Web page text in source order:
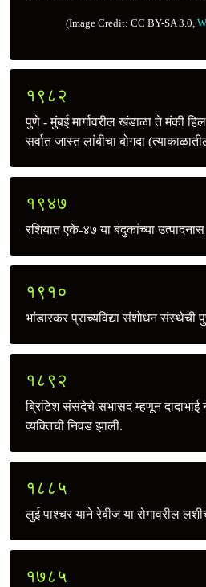
(Image Credit: CC BY-SA 3.0,
१९८२
पुणे - मुंबई मार्गावरील खंडाळा ते मंकी
सर्वात जास्त लांबीचा बोगदा
१९४७
रशियात एके-४७ या बंदुकांच्या
१९१०
भांडारकर प्राच्यविद्या संशोधन संस्थेची
१८९२
ब्रिटिश संसदेचे सभासद म्हणून दादाभाई
व्यक्तिची निवड झाली.
१८८५
लुई पाश्चर याने रेबीज या रोगावरील
१७८५